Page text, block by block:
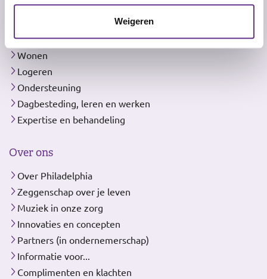
Weigeren
Wonen
Logeren
Ondersteuning
Dagbesteding, leren en werken
Expertise en behandeling
Over ons
Over Philadelphia
Zeggenschap over je leven
Muziek in onze zorg
Innovaties en concepten
Partners (in ondernemerschap)
Informatie voor...
Complimenten en klachten